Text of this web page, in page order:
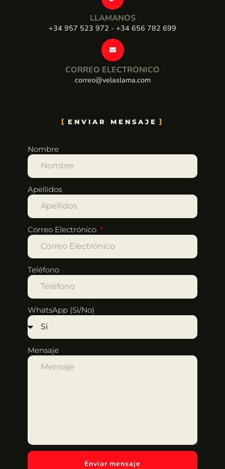
LLAMANOS
+34 957 523 972 - +34 656 782 699
CORREO ELECTRONICO
correo@velaslama.com
ENVIAR MENSAJE
Nombre
Apellidos
Correo Electrónico
Teléfono
WhatsApp (Si/No)
Mensaje
Enviar mensaje